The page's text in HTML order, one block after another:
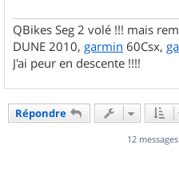
QBikes Seg 2 volé !!! mais
DUNE 2010, garmin 60Csx,
J'ai peur en descente !!!!
Répondre
12 messages